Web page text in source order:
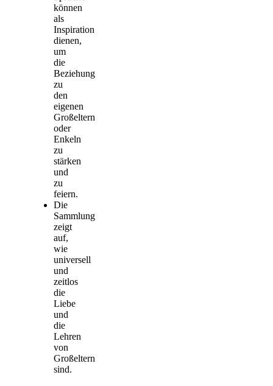
können
als
Inspiration
dienen,
um
die
Beziehung
zu
den
eigenen
Großeltern
oder
Enkeln
zu
stärken
und
zu
feiern.
Die
Sammlung
zeigt
auf,
wie
universell
und
zeitlos
die
Liebe
und
die
Lehren
von
Großeltern
sind.